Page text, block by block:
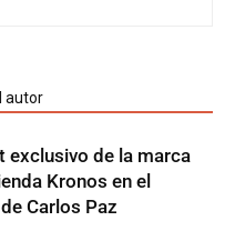
autor
exclusivo de la marca
Kronos en el
Carlos Paz